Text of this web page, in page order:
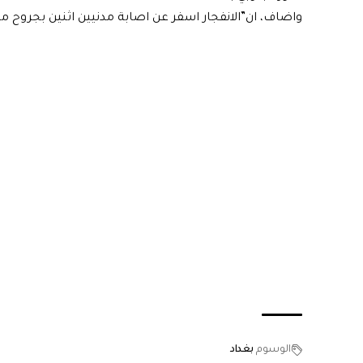
واضاف، ان”الانفجار اسفر عن اصابة مدنيين اثنين
الوسوم بغداد